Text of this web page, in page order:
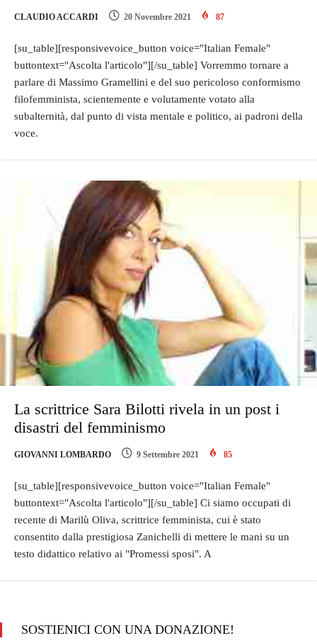
CLAUDIO ACCARDI 20 Novembre 2021 87
[su_table][responsivevoice_button voice="Italian Female"
buttontext="Ascolta l'articolo"][/su_table] Vorremmo tornare a
parlare di Massimo Gramellini e del suo pericoloso conformismo
filofemminista, scientemente e volutamente votato alla
subalternità, dal punto di vista mentale e politico, ai padroni della
voce.
La scrittrice Sara Bilotti rivela in un post i
disastri del femminismo
GIOVANNI LOMBARDO 9 Settembre 2021 85
[su_table][responsivevoice_button voice="Italian Female"
buttontext="Ascolta l'articolo"][/su_table] Ci siamo occupati di
recente di Marilù Oliva, scrittrice femminista, cui è stato
consentito dalla prestigiosa Zanichelli di mettere le mani su un
testo didattico relativo ai "Promessi sposi". A
SOSTIENICI CON UNA DONAZIONE!